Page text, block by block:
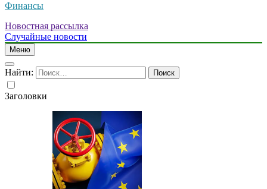
Финансы
Новостная рассылка
Случайные новости
Меню
Найти:
Заголовки